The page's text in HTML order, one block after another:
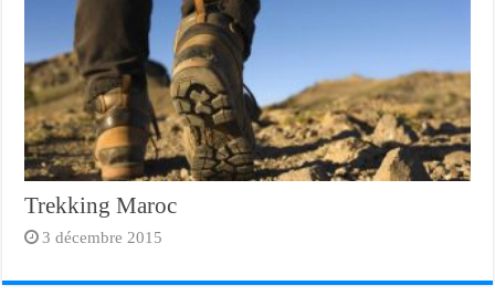
Trekking Maroc
3 décembre 2015